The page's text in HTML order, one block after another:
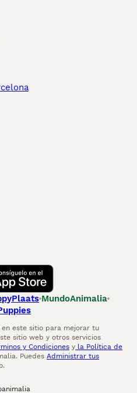
MundoAnimalia
este sitio para mejorar tu
sitio web y otros servicios
y Condiciones y la Política de
Puedes Administrar tus